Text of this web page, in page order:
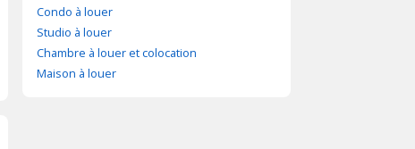
Condo à louer
Studio à louer
Chambre à louer et colocation
Maison à louer